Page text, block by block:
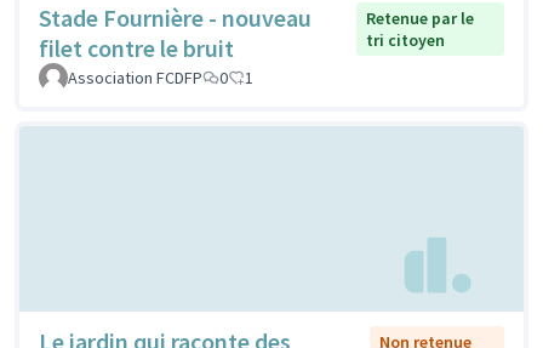
Stade Fournière - nouveau
filet contre le bruit
Retenue par le
tri citoyen
Association FCDFP
0 1
Le jardin qui raconte des
Non retenue